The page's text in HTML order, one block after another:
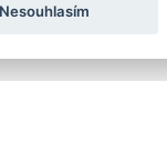
Nesouhlasím